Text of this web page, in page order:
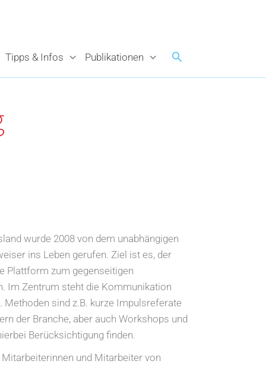
Tipps & Infos Publikationen
wurde 2008 von dem unabhängigen
ins Leben gerufen. Ziel ist es, der
Plattform zum gegenseitigen
Im Zentrum steht die Kommunikation
Methoden sind z.B. kurze Impulsreferate
der Branche, aber auch Workshops und
Berücksichtigung finden.
und Mitarbeiter von